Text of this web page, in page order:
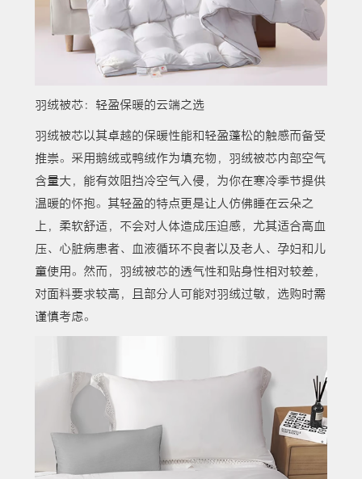
羽绒被芯：轻盈保暖的云端之选
羽绒被芯以其卓越的保暖性能和轻盈蓬松的触感而备受
推崇。采用鹅绒或鸭绒作为填充物，羽绒被芯内部空气
含量大，能有效阻挡冷空气入侵，为你在寒冷季节提供
温暖的怀抱。其轻盈的特点更是让人仿佛睡在云朵之
上，柔软舒适，不会对人体造成压迫感，尤其适合高血
压、心脏病患者、血液循环不良者以及老人、孕妇和儿
童使用。然而，羽绒被芯的透气性和贴身性相对较差，
对面料要求较高，且部分人可能对羽绒过敏，选购时需
谨慎考虑。